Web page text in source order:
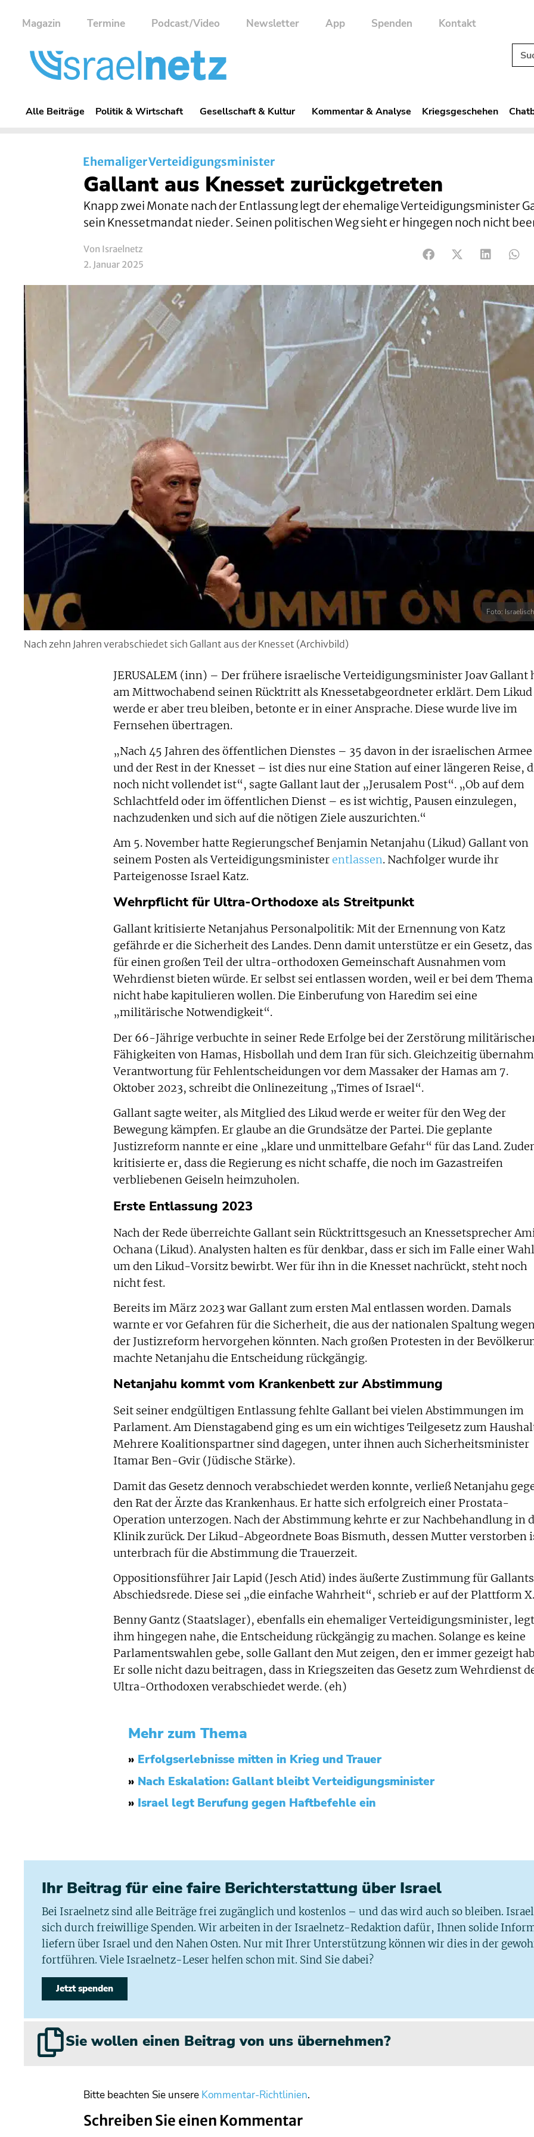
Magazin Termine Podcast/Video Newsletter App Spenden Kontakt
Alle Beiträge Politik & Wirtschaft Gesellschaft & Kultur Kommentar & Analyse Kriegsgeschehen
Ehemaliger Verteidigungsminister
Gallant aus Knesset zurückgetreten
Knapp zwei Monate nach der Entlassung legt der ehemalige Verteidigungsminister
sein Knessetmandat nieder. Seinen politischen Weg sieht er hingegen noch nicht
Von Israelnetz
2. Januar 2025
Foto:
Nach zehn Jahren verabschiedet sich Gallant aus der Knesset (Archivbild)
JERUSALEM (inn) – Der frühere israelische Verteidigungsminister Joav Gallant
am Mittwochabend seinen Rücktritt als Knessetabgeordneter erklärt. Dem Likud
werde er aber treu bleiben, betonte er in einer Ansprache. Diese wurde live im
Fernsehen übertragen.
„Nach 45 Jahren des öffentlichen Dienstes – 35 davon in der israelischen Armee
und der Rest in der Knesset – ist dies nur eine Station auf einer längeren Reise,
noch nicht vollendet ist“, sagte Gallant laut der „Jerusalem Post“. „Ob auf dem
Schlachtfeld oder im öffentlichen Dienst – es ist wichtig, Pausen einzulegen,
nachzudenken und sich auf die nötigen Ziele auszurichten.“
Am 5. November hatte Regierungschef Benjamin Netanjahu (Likud) Gallant von
seinem Posten als Verteidigungsministerentlassen. Nachfolger wurde ihr
Parteigenosse Israel Katz.
Wehrpflicht für Ultra-Orthodoxe als Streitpunkt
Gallant kritisierte Netanjahus Personalpolitik: Mit der Ernennung von Katz
gefährde er die Sicherheit des Landes. Denn damit unterstütze er ein Gesetz, das
für einen großen Teil der ultra-orthodoxen Gemeinschaft Ausnahmen vom
Wehrdienst bieten würde. Er selbst sei entlassen worden, weil er bei dem Thema
nicht habe kapitulieren wollen. Die Einberufung von Haredim sei eine
„militärische Notwendigkeit“.
Der 66-Jährige verbuchte in seiner Rede Erfolge bei der Zerstörung
Fähigkeiten von Hamas, Hisbollah und dem Iran für sich. Gleichzeitig
Verantwortung für Fehlentscheidungen vor dem Massaker der Hamas am 7.
Oktober 2023, schreibt die Onlinezeitung „Times of Israel“.
Gallant sagte weiter, als Mitglied des Likud werde er weiter für den Weg der
Bewegung kämpfen. Er glaube an die Grundsätze der Partei. Die geplante
Justizreform nannte er eine „klare und unmittelbare Gefahr“ für das Land.
kritisierte er, dass die Regierung es nicht schaffe, die noch im Gazastreifen
verbliebenen Geiseln heimzuholen.
Erste Entlassung 2023
Nach der Rede überreichte Gallant sein Rücktrittsgesuch an Knessetsprecher
Ochana (Likud). Analysten halten es für denkbar, dass er sich im Falle einer Wahl
um den Likud-Vorsitz bewirbt. Wer für ihn in die Knesset nachrückt, steht noch
nicht fest.
Bereits im März 2023 war Gallant zum ersten Mal entlassen worden. Damals
warnte er vor Gefahren für die Sicherheit, die aus der nationalen Spaltung
der Justizreform hervorgehen könnten. Nach großen Protesten in der
machte Netanjahu die Entscheidung rückgängig.
Netanjahu kommt vom Krankenbett zur Abstimmung
Seit seiner endgültigen Entlassung fehlte Gallant bei vielen Abstimmungen im
Parlament. Am Dienstagabend ging es um ein wichtiges Teilgesetz zum
Mehrere Koalitionspartner sind dagegen, unter ihnen auch Sicherheitsminister
Itamar Ben-Gvir (Jüdische Stärke).
Damit das Gesetz dennoch verabschiedet werden konnte, verließ Netanjahu
den Rat der Ärzte das Krankenhaus. Er hatte sich erfolgreich einer Prostata-
Operation unterzogen. Nach der Abstimmung kehrte er zur Nachbehandlung in
Klinik zurück. Der Likud-Abgeordnete Boas Bismuth, dessen Mutter verstorben
unterbrach für die Abstimmung die Trauerzeit.
Oppositionsführer Jair Lapid (Jesch Atid) indes äußerte Zustimmung für Gallants
Abschiedsrede. Diese sei „die einfache Wahrheit“, schrieb er auf der Plattform X.
Benny Gantz (Staatslager), ebenfalls ein ehemaliger Verteidigungsminister,
ihm hingegen nahe, die Entscheidung rückgängig zu machen. Solange es keine
Parlamentswahlen gebe, solle Gallant den Mut zeigen, den er immer gezeigt
Er solle nicht dazu beitragen, dass in Kriegszeiten das Gesetz zum Wehrdienst
Ultra-Orthodoxen verabschiedet werde. (eh)
Mehr zum Thema
» Erfolgserlebnisse mitten in Krieg und Trauer
» Nach Eskalation: Gallant bleibt Verteidigungsminister
» Israel legt Berufung gegen Haftbefehle ein
Ihr Beitrag für eine faire Berichterstattung über Israel
Bei Israelnetz sind alle Beiträge frei zugänglich und kostenlos – und das wird auch so bleiben.
sich durch freiwillige Spenden. Wir arbeiten in der Israelnetz-Redaktion dafür, Ihnen solide
liefern über Israel und den Nahen Osten. Nur mit Ihrer Unterstützung können wir dies in der
fortführen. Viele Israelnetz-Leser helfen schon mit. Sind Sie dabei?
Jetzt spenden
Sie wollen einen Beitrag von uns übernehmen?
Bitte beachten Sie unsere Kommentar-Richtlinien.
Schreiben Sie einen Kommentar